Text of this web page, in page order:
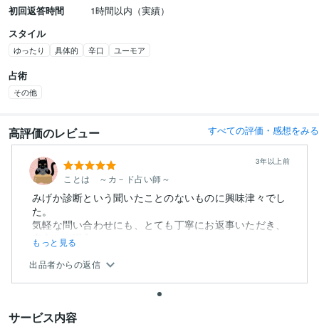
初回返答時間
1時間以内（実績）
スタイル
ゆったり 具体的 辛口 ユーモア
占術
その他
高評価のレビュー すべての評価・感想をみる
ことは ～カ－ド占い師～
3年以上前
みげか診断という聞いたことのないものに興味津々でし
た。
気軽な問い合わせにも、とても丁寧にお返事いただき、
安心して購入し...
もっと見る
出品者からの返信
サービス内容